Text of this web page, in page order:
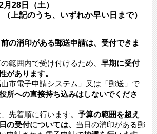
28日（土）
ち、いずれか早い日まで​）
前の消印がある郵送申請は、受付できま
範囲内で受け付けるため、 早期に受付
があります。​
山市電子申請システム」又は「郵送」で
所への直接持ち込みはしないでくださ
先着順に行います。 予算の範囲を超え
の受付については、 当日の消印がある郵